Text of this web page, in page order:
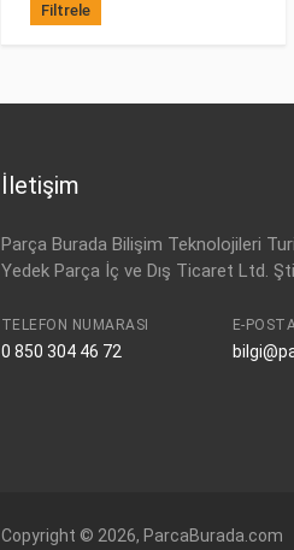
Filtrele
İletişim
Parça Burada Bilişim Teknolojileri
Yedek Parça İç ve Dış Ticaret Ltd.
TELEFON NUMARASI
0 850 304 46 72
E-
Copyright © 2026, ParcaBurada.com